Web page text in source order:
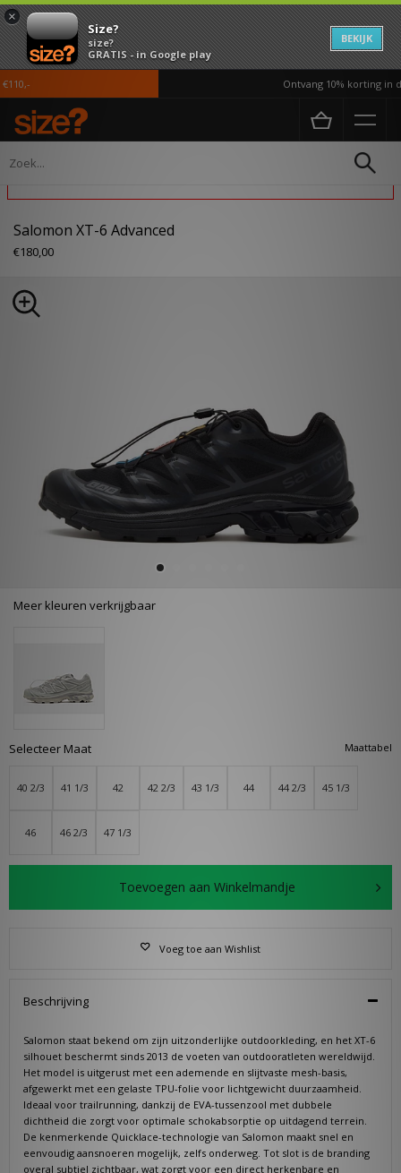
×
Size?
size?
GRATIS - in Google play
BEKIJK
Ontvang 10% korting in de
Home Heren
Salomon XT-6 Advanced
€180,00
Meer kleuren verkrijgbaar
Maattabel
Selecteer Maat
40 2/3 41 1/3 42 42 2/3 43 1/3 44 44 2/3 45 1/3
46 46 2/3 47 1/3
Toevoegen aan Winkelmandje
Voeg toe aan Wishlist
Beschrijving
Salomon staat bekend om zijn uitzonderlijke outdoorkleding, en het XT-6
silhouet beschermt sinds 2013 de voeten van outdooratleten wereldwijd.
Het model is uitgerust met een ademende en slijtvaste mesh-basis,
afgewerkt met een gelaste TPU-folie voor lichtgewicht duurzaamheid.
Ideaal voor trailrunning, dankzij de EVA-tussenzool met dubbele
dichtheid die zorgt voor optimale schokabsorptie op uitdagend terrein.
De kenmerkende Quicklace-technologie van Salomon maakt snel en
eenvoudig aansnoeren mogelijk, zelfs onderweg. Tot slot is de branding
overal subtiel zichtbaar, wat zorgt voor een direct herkenbare en